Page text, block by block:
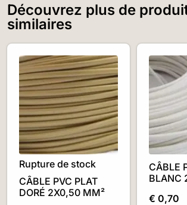
Découvrez plus de
similaires
Rupture de stock
CÂBLE PVC PLAT
DORÉ 2X0,50 MM²
CÂBLE
BLANC
€ 0,70